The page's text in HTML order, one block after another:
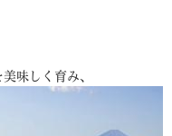
美味しく育み、